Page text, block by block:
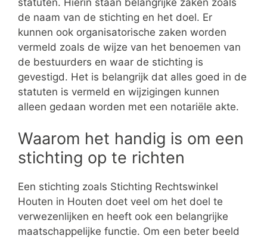
de naam van de stichting en het doel. Er
kunnen ook organisatorische zaken worden
vermeld zoals de wijze van het benoemen van
de bestuurders en waar de stichting is
gevestigd. Het is belangrijk dat alles goed in de
statuten is vermeld en wijzigingen kunnen
alleen gedaan worden met een notariële akte.
Waarom het handig is om een
stichting op te richten
Een stichting zoals Stichting Rechtswinkel
Houten in Houten doet veel om het doel te
verwezenlijken en heeft ook een belangrijke
maatschappelijke functie. Om een beter beeld